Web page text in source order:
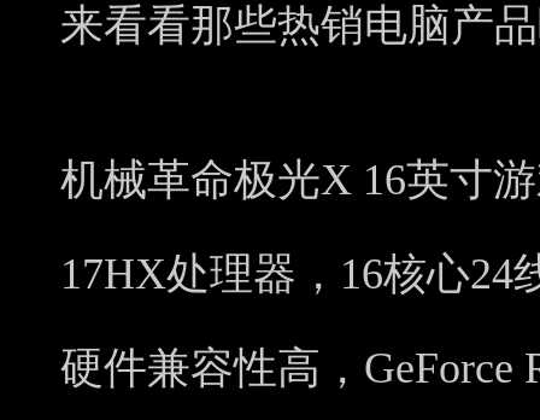
来看看那些热销电脑产
机械革命极光X 16英寸
17HX处理器，16核心
硬件兼容性高，GeForce